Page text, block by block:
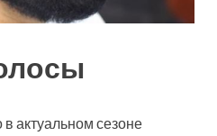
актуальном сезоне